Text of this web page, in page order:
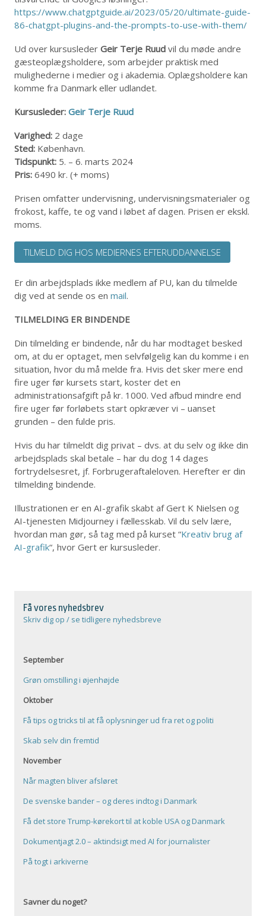
https://www.chatgptguide.ai/2023/05/20/ultimate-guide-
86-chatgpt-plugins-and-the-prompts-to-use-with-them/
Ud over kursuslederGeir Terje Ruud vil du møde andre
gæsteoplægsholdere, som arbejder praktisk med
mulighederne i medier og i akademia. Oplægsholdere kan
komme fra Danmark eller udlandet.
Kursusleder:Geir Terje Ruud
Varighed: 2 dage
Sted: København.
Tidspunkt: 5. – 6. marts 2024
Pris: 6490 kr. (+ moms)
Prisen omfatter undervisning, undervisningsmaterialer og
frokost, kaffe, te og vand i løbet af dagen. Prisen er ekskl.
moms.
TILMELD DIG HOS MEDIERNES EFTERUDDANNELSE
Er din arbejdsplads ikke medlem af PU, kan du tilmelde
dig ved at sende os enmail.
TILMELDING ER BINDENDE
Din tilmelding er bindende, når du har modtaget besked
om, at du er optaget, men selvfølgelig kan du komme i en
situation, hvor du må melde fra. Hvis det sker mere end
fire uger før kursets start, koster det en
administrationsafgift på kr. 1000. Ved afbud mindre end
fire uger før forløbets start opkræver vi – uanset
grunden – den fulde pris.
Hvis du har tilmeldt dig privat – dvs. at du selv og ikke din
arbejdsplads skal betale – har du dog 14 dages
fortrydelsesret, jf. Forbrugeraftaleloven. Herefter er din
tilmelding bindende.
Illustrationen er en AI-grafik skabt af Gert K Nielsen og
AI-tjenesten Midjourney i fællesskab. Vil du selv lære,
hvordan man gør, så tag med på kurset “Kreativ brug af
AI-grafik“, hvor Gert er kursusleder.
Få vores nyhedsbrev
Skriv dig op / se tidligere nyhedsbreve
September
Grøn omstilling i øjenhøjde
Oktober
Få tips og tricks til at få oplysninger ud fra ret og politi
Skab selv din fremtid
November
Når magten bliver afsløret
De svenske bander – og deres indtog i Danmark
Få det store Trump-kørekort til at koble USA og Danmark
Dokumentjagt 2.0 – aktindsigt med AI for journalister
På togt i arkiverne
Savner du noget?